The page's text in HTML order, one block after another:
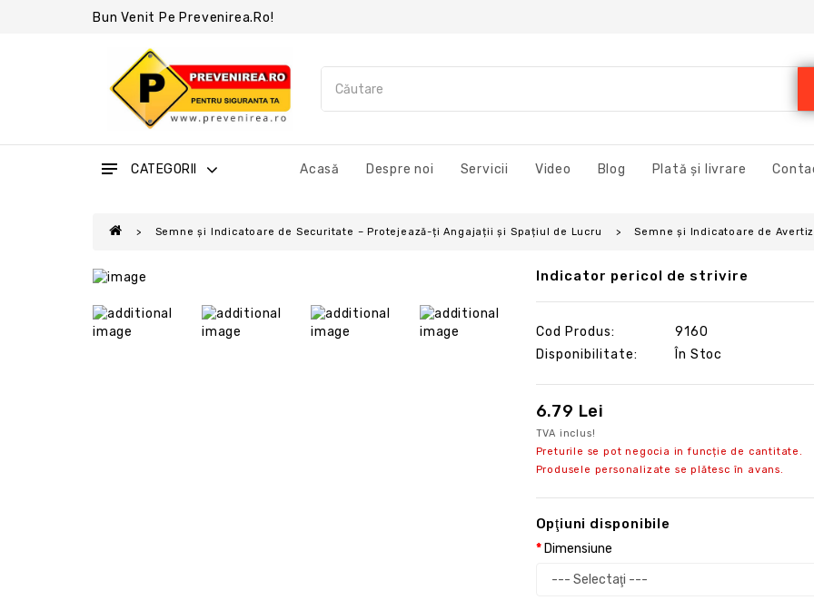
Bun Venit Pe Prevenirea.ro!
CATEGORII Acasă Despre noi Servicii Video Blog Plată și livrare
Semne și Indicatoare de Securitate – Protejează-ți Angajații și Spațiul de Lucru Semne și Indicatoare de
Indicator pericol de strivire
Cod Produs:
9160
Disponibilitate:
În Stoc
6.79 Lei
TVA inclus!
Preturile se pot negocia in funcție de cantitate.
Produsele personalizate se plătesc în avans.
Opţiuni disponibile
Dimensiune